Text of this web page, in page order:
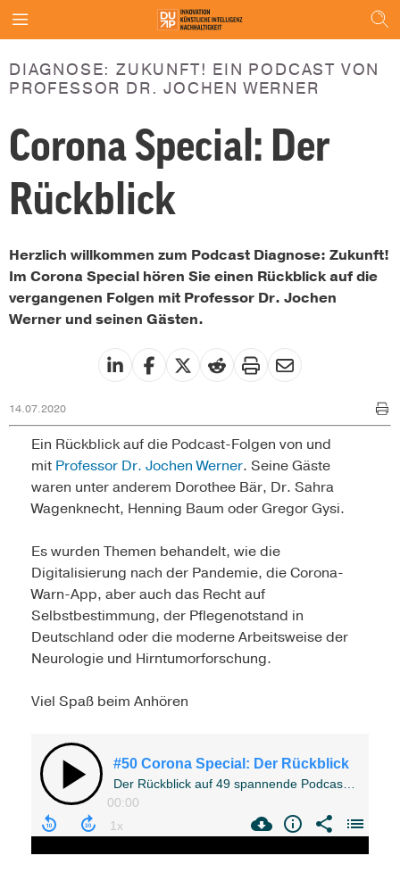
DIAGNOSE: ZUKUNFT! EIN PODCAST VON
PROFESSOR DR. JOCHEN WERNER
Corona Special: Der
Rückblick
Herzlich willkommen zum Podcast Diagnose: Zukunft!
Im Corona Special hören Sie einen Rückblick auf die
vergangenen Folgen mit Professor Dr. Jochen
Werner und seinen Gästen.
14.07.2020
Ein Rückblick auf die Podcast-Folgen von und
mit Professor Dr. Jochen Werner. Seine Gäste
waren unter anderem Dorothee Bär, Dr. Sahra
Wagenknecht, Henning Baum oder Gregor Gysi.
Es wurden Themen behandelt, wie die
Digitalisierung nach der Pandemie, die Corona-
Warn-App, aber auch das Recht auf
Selbstbestimmung, der Pflegenotstand in
Deutschland oder die moderne Arbeitsweise der
Neurologie und Hirntumorforschung.
Viel Spaß beim Anhören